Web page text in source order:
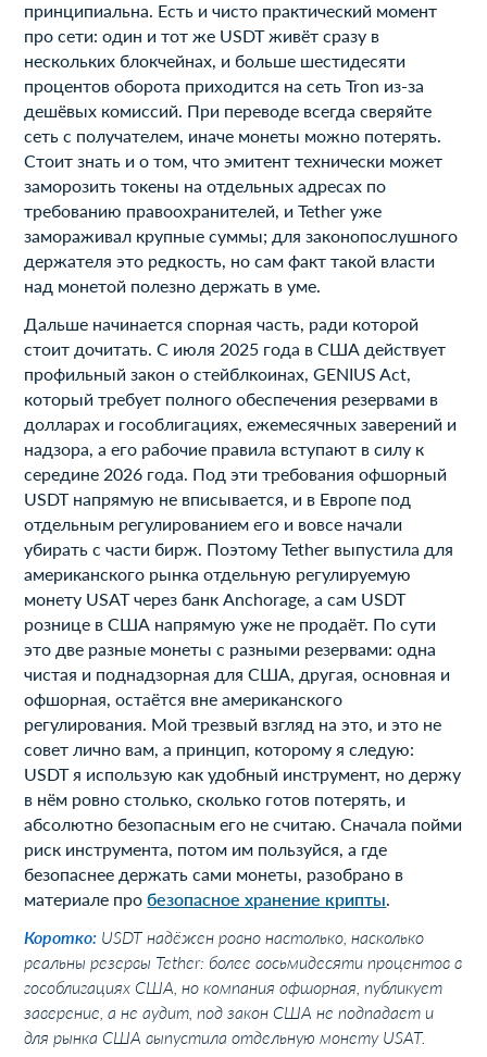
принципиальна. Есть и чисто практический момент
про сети: один и тот же USDT живёт сразу в
нескольких блокчейнах, и больше шестидесяти
процентов оборота приходится на сеть Tron из-за
дешёвых комиссий. При переводе всегда сверяйте
сеть с получателем, иначе монеты можно потерять.
Стоит знать и о том, что эмитент технически может
заморозить токены на отдельных адресах по
требованию правоохранителей, и Tether уже
замораживал крупные суммы; для законопослушного
держателя это редкость, но сам факт такой власти
над монетой полезно держать в уме.
Дальше начинается спорная часть, ради которой
стоит дочитать. С июля 2025 года в США действует
профильный закон о стейблкоинах, GENIUS Act,
который требует полного обеспечения резервами в
долларах и гособлигациях, ежемесячных заверений и
надзора, а его рабочие правила вступают в силу к
середине 2026 года. Под эти требования офшорный
USDT напрямую не вписывается, и в Европе под
отдельным регулированием его и вовсе начали
убирать с части бирж. Поэтому Tether выпустила для
американского рынка отдельную регулируемую
монету USAT через банк Anchorage, а сам USDT
рознице в США напрямую уже не продаёт. По сути
это две разные монеты с разными резервами: одна
чистая и поднадзорная для США, другая, основная и
офшорная, остаётся вне американского
регулирования. Мой трезвый взгляд на это, и это не
совет лично вам, а принцип, которому я следую:
USDT я использую как удобный инструмент, но держу
в нём ровно столько, сколько готов потерять, и
абсолютно безопасным его не считаю. Сначала пойми
риск инструмента, потом им пользуйся, а где
безопаснее держать сами монеты, разобрано в
материале пробезопасное хранение крипты.
Коротко: USDT надёжен ровно настолько, насколько
реальны резервы Tether: более восьмидесяти процентов в
гособлигациях США, но компания офшорная, публикует
заверение, а не аудит, под закон США не подпадает и
для рынка США выпустила отдельную монету USAT.